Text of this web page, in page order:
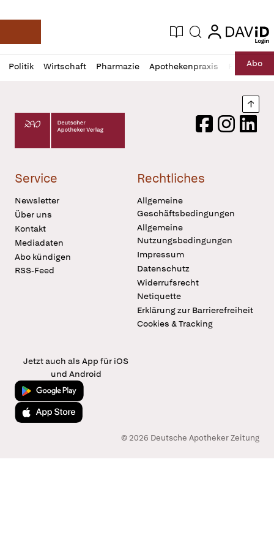
Deutsche Apotheker Zeitung
Aktuelle Ausgabe
Suche login
login
Politik Wirtschaft Pharmazie Apothekenpraxis RechtAbo
Profil
öffnen
Daz
Pur
Deutscher Apotheker Verlag Logo
FacebookInstagram
Service
Newsletter
Über uns
Kontakt
Mediadaten
Abo kündigen
RSS-Feed
Rechtliches
Allgemeine
Geschäftsbedingungen
Allgemeine
Nutzungsbedingungen
Impressum
Datenschutz
Widerrufsrecht
Netiquette
Erklärung zur Barrierefreiheit
Cookies & Tracking
Jetzt auch als App für iOS
und Android
Jetzt bei Google Play
Laden im App Store
© 2026 Deutsche Apotheker Zeitung